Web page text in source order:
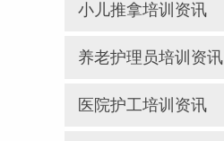
小儿推拿培训资讯
养老护理员培训资讯
医院护工培训资讯